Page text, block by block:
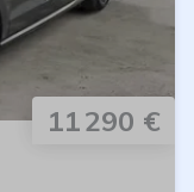
11 290 €